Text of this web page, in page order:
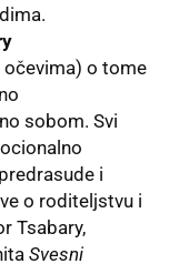
očevima) o tome
sobom. Svi
i
o roditeljstvu i
Tsabary,
Svesni